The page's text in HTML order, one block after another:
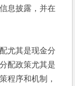
息披露，并在
尤其是现金分
配政策尤其是
程序和机制，